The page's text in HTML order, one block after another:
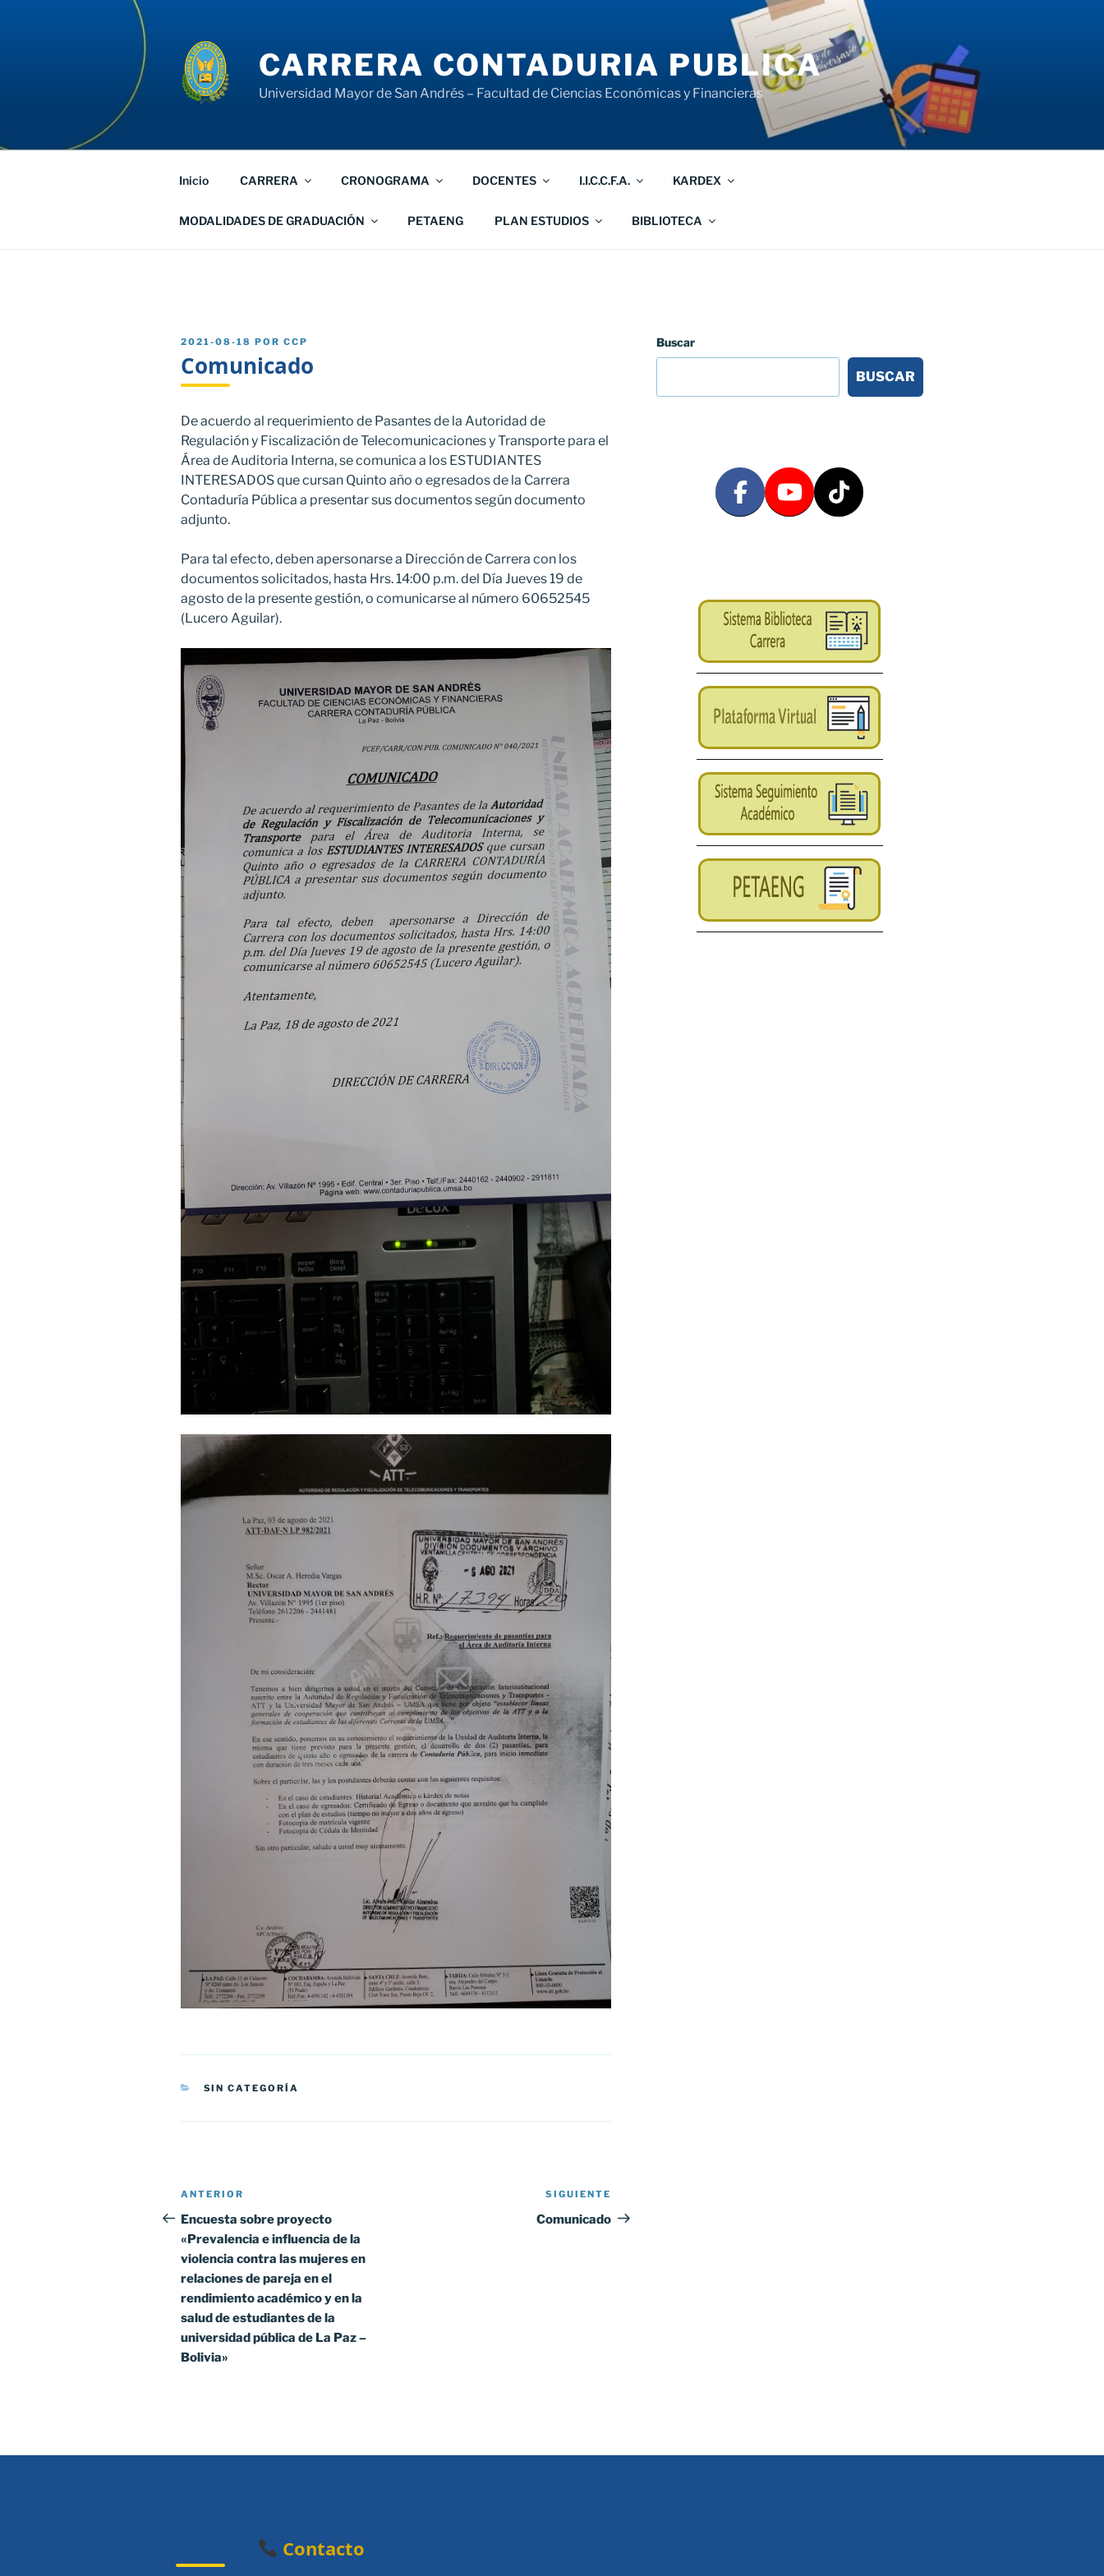
CARRERA CONTADURIA PUBLICA
Universidad Mayor de San Andrés – Facultad de Ciencias Económicas y Financieras
Inicio CARRERA CRONOGRAMA DOCENTES I.I.C.C.F.A. KARDEX
MODALIDADES DE GRADUACIÓN PETAENG PLAN ESTUDIOS BIBLIOTECA
PUBLICADO
2021-08-18 POR CCP
Comunicado
De acuerdo al requerimiento de Pasantes de la Autoridad de
Regulación y Fiscalización de Telecomunicaciones y Transporte para el
Área de Auditoria Interna, se comunica a los ESTUDIANTES
INTERESADOS que cursan Quinto año o egresados de la Carrera
Contaduría Pública a presentar sus documentos según documento
adjunto.
Para tal efecto, deben apersonarse a Dirección de Carrera con los
documentos solicitados, hasta Hrs. 14:00 p.m. del Día Jueves 19 de
agosto de la presente gestión, o comunicarse al número 60652545
(Lucero Aguilar).
CATEGORÍAS
SIN CATEGORÍA
Navegación
de
entradas
Entrada
anterior:
ANTERIOR
Encuesta sobre proyecto
«Prevalencia e influencia de la
violencia contra las mujeres en
relaciones de pareja en el
rendimiento académico y en la
salud de estudiantes de la
universidad pública de La Paz –
Bolivia»
entrada
SIGUIENTE
Comunicado
Buscar
BUSCAR
Contacto